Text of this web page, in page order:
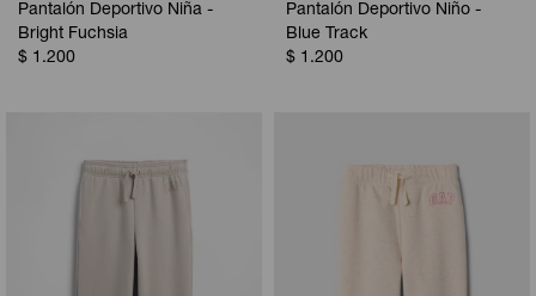
Pantalón Deportivo Niña -
Bright Fuchsia
$ 1.200
Pantalón Deportivo Niño -
Blue Track
$ 1.200